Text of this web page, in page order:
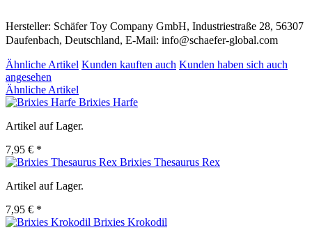
Hersteller: Schäfer Toy Company GmbH, Industriestraße 28, 56307
Daufenbach, Deutschland, E-Mail: info@schaefer-global.com
Ähnliche Artikel Kunden kauften auch Kunden haben sich auch
angesehen
Ähnliche Artikel
Brixies Harfe
Artikel auf Lager.
7,95 € *
Brixies Thesaurus Rex
Artikel auf Lager.
7,95 € *
Brixies Krokodil